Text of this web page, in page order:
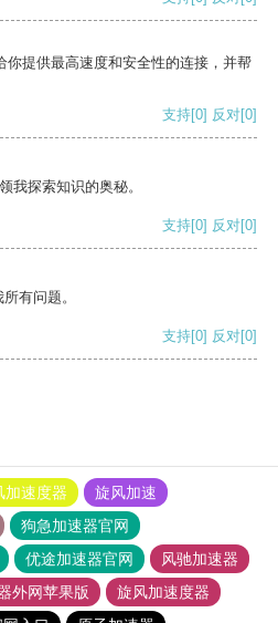
提供最高速度和安全性的连接，并帮
支持[0] 反对[0]
我探索知识的奥秘。
支持[0] 反对[0]
有问题。
支持[0] 反对[0]
加速度器
旋风加速
狗急加速器官网
优途加速器官网
风驰加速器
外网苹果版
旋风加速度器